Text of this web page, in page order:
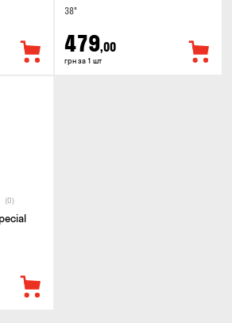
38°
479,00
грн за 1 шт
(0)